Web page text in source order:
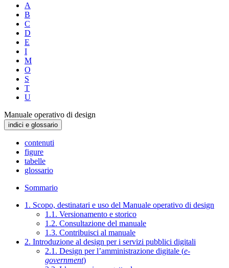
A
B
C
D
E
I
M
O
S
T
U
Manuale operativo di design
indici e glossario
contenuti
figure
tabelle
glossario
Sommario
1. Scopo, destinatari e uso del Manuale operativo di design
1.1. Versionamento e storico
1.2. Consultazione del manuale
1.3. Contribuisci al manuale
2. Introduzione al design per i servizi pubblici digitali
2.1. Design per l’amministrazione digitale (e-
government)